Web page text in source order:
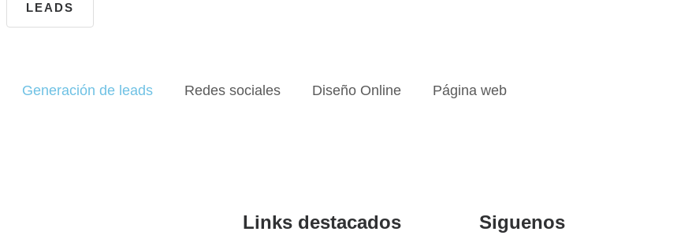
LEADS
Generación de leads Redes sociales Diseño Online Página web
Links destacados Siguenos